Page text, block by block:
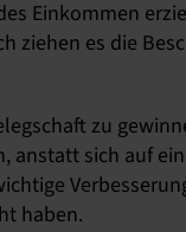
Einkommen
ziehen es die
zu
anstatt sich auf
haben.